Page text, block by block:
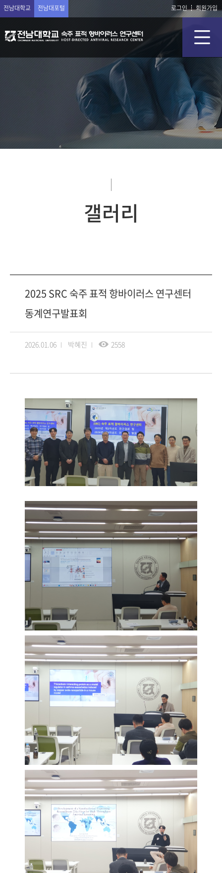
전남대학교 전남대포털 로그인 회원가입
갤러리
2025 SRC 숙주 표적 항바이러스 연구센터
동계연구발표회
2026.01.06 박혜진 2558